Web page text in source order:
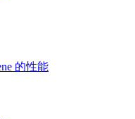
的性能